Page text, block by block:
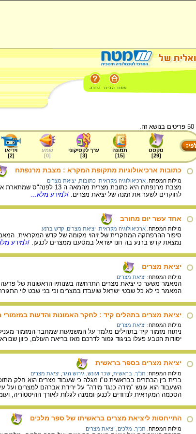
טקסט
[
29
]
תמונה
[
15
]
ערך לקסיקוני
[
3
]
שמע
[
0
]
וידיאו
[
2
]
כתובות ארכיאולוגיות מתקופת המקרא : מצבת מרנפתח
מילות המפתח: ארכיאולוגיה מקראית כתובות יציאת מצרים
מצבת מרנפתח היא
לחוקרים לשער את זמנה של יציאת מצרים. /למידע מלא...
אחד עשר יום מחורב
מילות המפתח: ארכיאולוגיה מקראית יציאת מצרים קדש ברנע
סיפור ההרפתקה המחקרית של זיהוי מקומה של קדש המקראית.
נמצאת קדש ברנע בה חנו ישראל במסעם ממצרים לכנען. /למידע
יציאת מצרים
מילות המפתח: יציאת מצרים
המאמר כי לא כל שבטי ישראל שועבדו במצרים וכי בני שבט לוי
יציאת מצרים בתהלים קיד : לחקר האמונות והדעות במזמורי
מילות המפתח: יציאת מצרים
ניתוח מזמור קיד בתהילים מלמד על המשמעות שמחבר המזמור
יסודות הטבע פעלו בניגוד גמור לדרכם מאז בריאת העולם, כיוון
יציאת מצרים בספר בראשית
מילות המפתח: תנ"ך. בראשית שכר ועונש גירוש הגר יציאת מצרים
ברית בין הבתרים בבראשית ט"ו מגלה כי שעבוד מצרים הוא חלק
השעבוד הוא עונש "מידה כנגד מידה" על ירידת אברהם למצרים ועל
הסכמה המקראית לנדודים לכנען וממנה לגלות לאורך ההיסטוריה,
התייחסות ליציאת מצרים בראשיתו של ספר מלכים
מילות המפתח: תנ"ך. מלכים יציאת מצרים